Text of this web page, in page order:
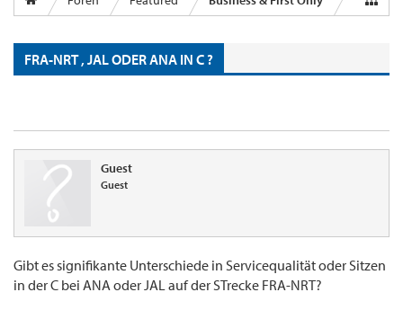
FRA-NRT , JAL ODER ANA IN C ?
Guest
Guest
Gibt es signifikante Unterschiede in Servicequalität oder Sitzen
in der C bei ANA oder JAL auf der STrecke FRA-NRT?